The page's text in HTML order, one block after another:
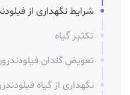
شرایط نگهداری از
تکثیر گیاه
تعویض گلدان
نگهداری از گیاه